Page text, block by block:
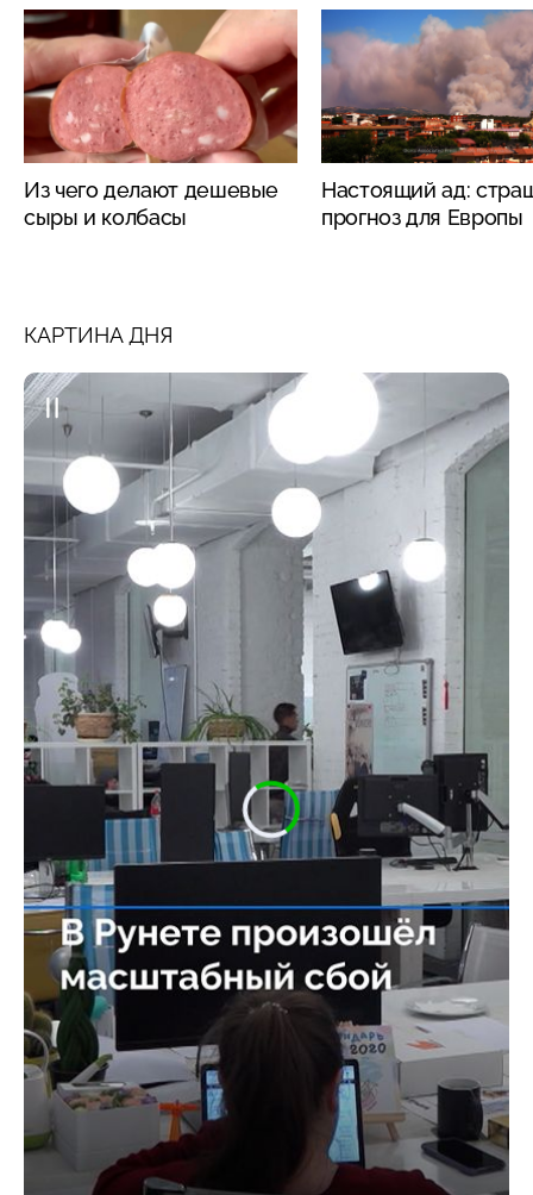
Из чего делают дешевые
сыры и колбасы
Настоящий ад:
прогноз для Европы
КАРТИНА ДНЯ